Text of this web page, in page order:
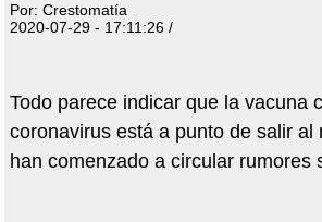
Por: Crestomatía
2020-07-29 - 17:11:26 /
Todo parece indicar que la vacuna
coronavirus está a punto de salir al
han comenzado a circular rumores